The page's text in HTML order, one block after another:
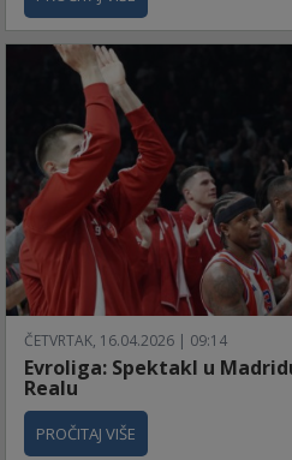
ČETVRTAK, 16.04.2026 | 09:14
Evroliga: Spektakl u
Realu
PROČITAJ VIŠE